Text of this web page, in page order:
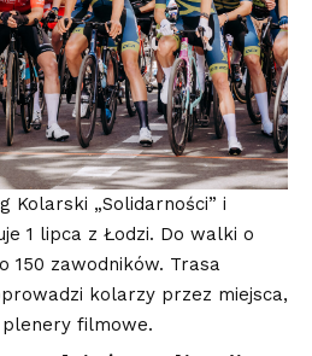
Kolarski „Solidarności” i
1 lipca z Łodzi. Do walki o
150 zawodników. Trasa
kolarzy przez miejsca,
filmowe.